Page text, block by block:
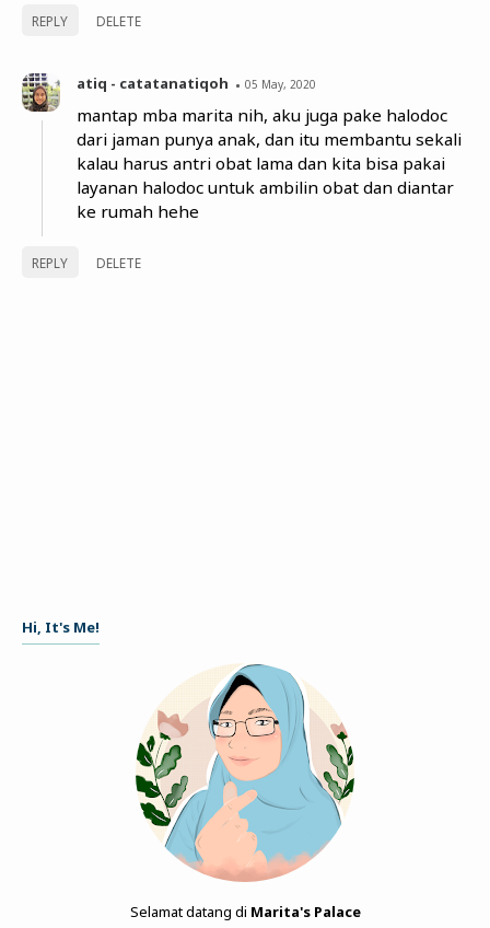
REPLY DELETE
atiq - catatanatiqoh 05 May, 2020
mantap mba marita nih, aku juga pake halodoc
dari jaman punya anak, dan itu membantu sekali
kalau harus antri obat lama dan kita bisa pakai
layanan halodoc untuk ambilin obat dan diantar
ke rumah hehe
REPLY DELETE
Hi, It's Me!
Selamat datang di Marita's Palace